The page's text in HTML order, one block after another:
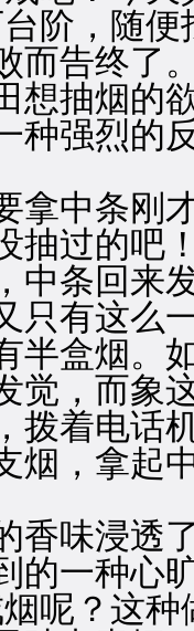
阶，随
而告终了
抽烟的欲
种强烈的
中条刚才
抽过的吧
中条回来
只有这么
盒烟。如
觉，而象
着电话机
烟，拿起
味浸透了
的一种心
？这种